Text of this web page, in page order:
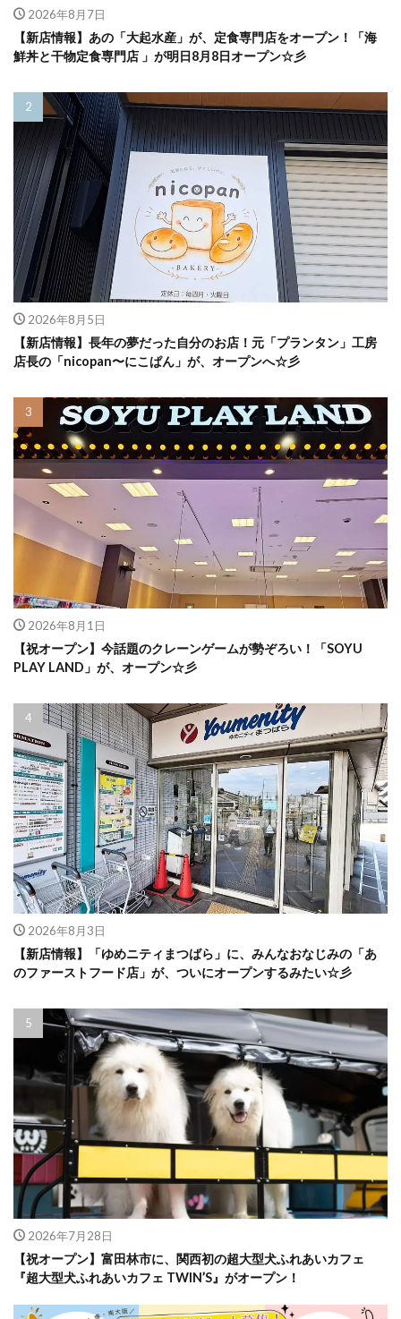
2026年8月7日
【新店情報】あの「大起水産」が、定食専門店をオープン！「海
鮮丼と干物定食専門店 」が明日8月8日オープン☆彡
2026年8月5日
【新店情報】長年の夢だった自分のお店！元「プランタン」工房
店長の「nicopan〜にこぱん」が、オープンへ☆彡
2026年8月1日
【祝オープン】今話題のクレーンゲームが勢ぞろい！「SOYU
PLAY LAND」が、オープン☆彡
2026年8月3日
【新店情報】「ゆめニティまつばら」に、みんなおなじみの「あ
のファーストフード店」が、ついにオープンするみたい☆彡
2026年7月28日
【祝オープン】富田林市に、関西初の超大型犬ふれあいカフェ
『超大型犬ふれあいカフェ TWIN’S』がオープン！